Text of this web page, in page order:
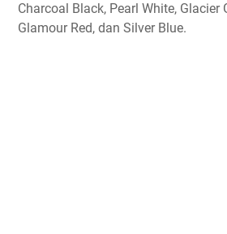
Charcoal Black, Pearl White, Glacier
Glamour Red, dan Silver Blue.